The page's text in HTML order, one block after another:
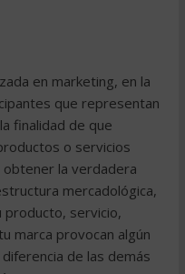
en marketing, en la
que representan
finalidad de que
o servicios
obtener la verdadera
mercadológica,
producto, servicio,
marca provocan algún
de las demás